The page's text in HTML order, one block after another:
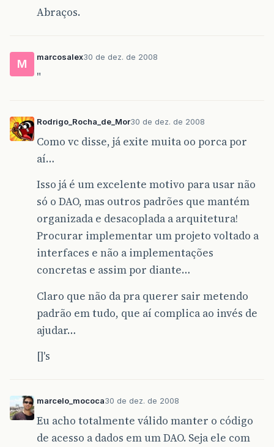
Abraços.
M
marcosalex30 de dez. de 2008
"
Rodrigo_Rocha_de_Mor30 de dez. de 2008
Como vc disse, já exite muita oo porca por
aí…
Isso já é um excelente motivo para usar não
só o DAO, mas outros padrões que mantém
organizada e desacoplada a arquitetura!
Procurar implementar um projeto voltado a
interfaces e não a implementações
concretas e assim por diante…
Claro que não da pra querer sair metendo
padrão em tudo, que aí complica ao invés de
ajudar…
[]'s
marcelo_mococa30 de dez. de 2008
Eu acho totalmente válido manter o código
de acesso a dados em um DAO. Seja ele com